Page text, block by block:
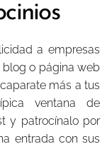
a empresas
o página web
más a tus
ventana de
y patrocínalo por
entrada con sus